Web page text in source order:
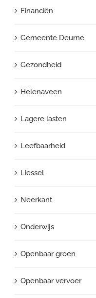
Financiën
Gemeente Deurne
Gezondheid
Helenaveen
Lagere lasten
Leefbaarheid
Liessel
Neerkant
Onderwijs
Openbaar groen
Openbaar vervoer